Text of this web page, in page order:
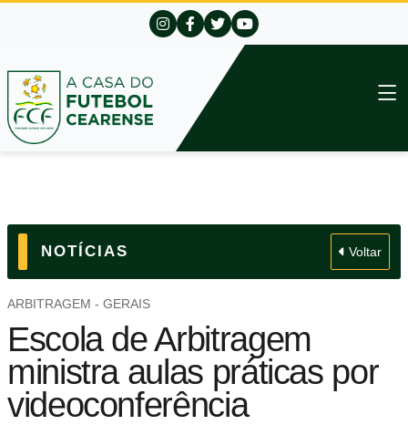
NOTÍCIAS Voltar
ARBITRAGEM - GERAIS
Escola de Arbitragem
ministra aulas práticas por
videoconferência